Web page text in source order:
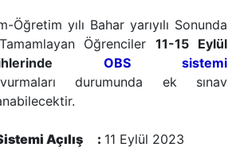
yılı Bahar yarıyılı Sonunda
Öğrenciler11-15 Eylül
OBS sistemi
durumunda ek sınav
Açılış : 11 Eylül 2023